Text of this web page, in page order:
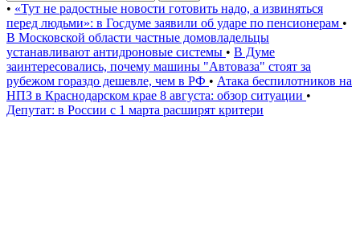
• «Тут не радостные новости готовить надо, а извиняться
перед людьми»: в Госдуме заявили об ударе по пенсионерам •
В Московской области частные домовладельцы
устанавливают антидроновые системы • В Думе
заинтересовались, почему машины "Автоваза" стоят за
рубежом гораздо дешевле, чем в РФ • Атака беспилотников на
НПЗ в Краснодарском крае 8 августа: обзор ситуации •
Депутат: в России с 1 марта расширят критери